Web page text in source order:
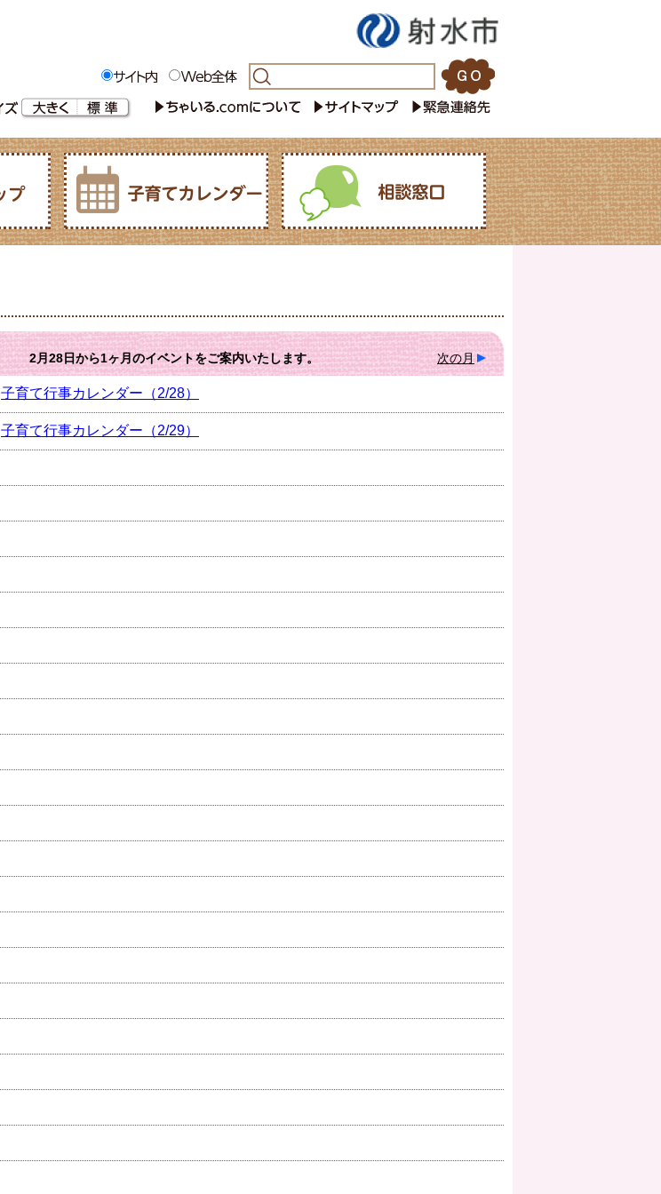
2月28日から1ヶ月のイベントをご案内いたします。 次の月
子育て行事カレンダー（2/28）
子育て行事カレンダー（2/29）